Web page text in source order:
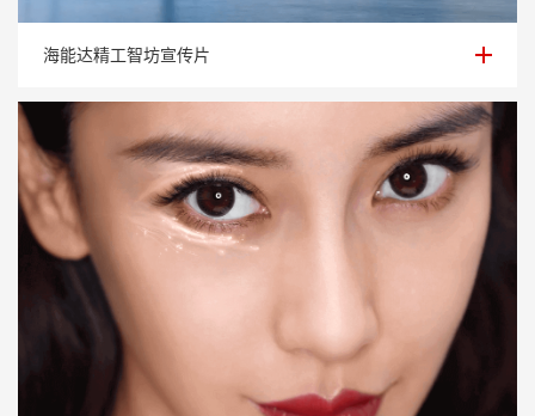
海能达精工智坊宣传片
海能达精工智坊宣传片